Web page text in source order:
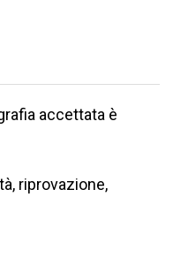
accettata è
riprovazione,